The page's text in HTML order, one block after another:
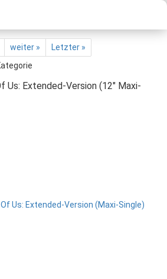
weiter »
Letzter »
Us: Extended-Version (12" Maxi-